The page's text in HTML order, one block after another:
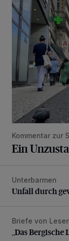
Ein Unzustand
Kommentar zur
Ein
Unfall durch
Unterbarmen
Unfall durch
„Das Bergische
Briefe von
„Das